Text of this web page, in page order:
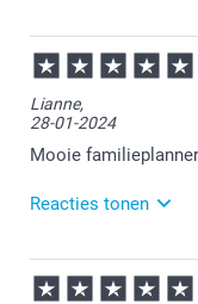
29-01-2025
14:30
Bedankt voor
Lianne,
28-01-2024
Mooie
Reacties tonen
29-01-2024
13:59